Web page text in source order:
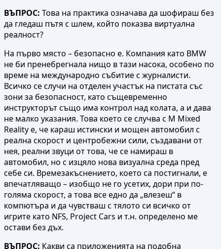
ВЪПРОС: Това на практика означава да шофираш без
да гледаш пътя с шлем, който показва виртуална
реалност?
На първо място – безопасно е. Компания като BMW
не би пренебрегнала нищо в тази насока, особено по
време на международно събитие с журналисти.
Всичко се случи на отделен участък на пистата със
зони за безопасност, като същевременно
инструкторът също има контрол над колата, а и дава
не малко указания. Това което се случва с M Mixed
Reality е, че караш истински и мощен автомобил с
реална скорост и центробежни сили, създавани от
нея, реални звуци от това, че се намираш в
автомобил, но с изцяло нова визуална среда пред
себе си. Времезакъснението, което са постигнали, e
впечатляващо – изобщо не го усетих, дори при по-
голяма скорост, а това все едно да „влезеш“ в
компютъра и да чувстваш с тялото си всичко от
игрите като NFS, Project Cars и т.н. определено ме
остави без дъх.
ВЪПРОС: Какви са приложенията на подобна